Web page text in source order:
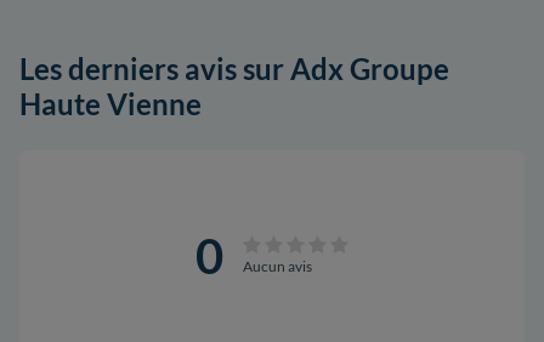
Les derniers avis sur Adx Groupe
Haute Vienne
0 Aucun avis